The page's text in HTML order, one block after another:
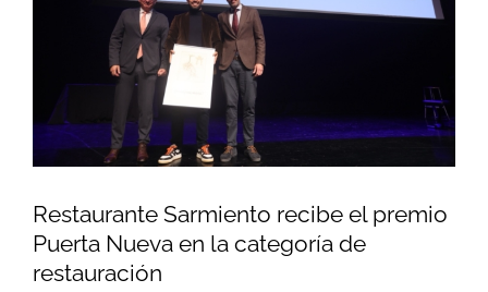
Restaurante Sarmiento recibe el premio
Puerta Nueva en la categoría de
restauración